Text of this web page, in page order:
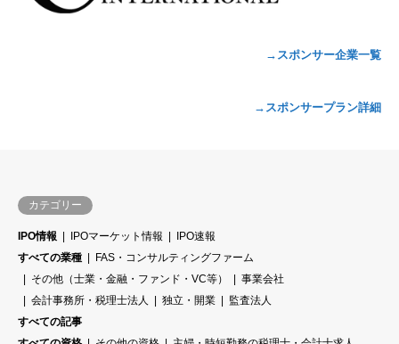
→スポンサー企業一覧
→スポンサープラン詳細
カテゴリー
IPO情報 IPOマーケット情報
IPO速報
すべての業種
FAS・コンサルティングファーム
その他（士業・金融・ファンド・VC等）
事業会社
会計事務所・税理士法人
独立・開業
監査法人
すべての記事